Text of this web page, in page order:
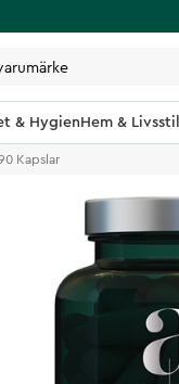
& HygienHem & Livsstil
Kapslar